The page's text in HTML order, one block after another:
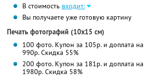
В стоимость входит:
Вы получаете уже готовую картину
Печать фотографий (10х15 см)
100 фото. Купон за 105р. и доплата
990р. Скидка 55%
200 фото. Купон за 181р. и доплата
1980р. Скидка 58%